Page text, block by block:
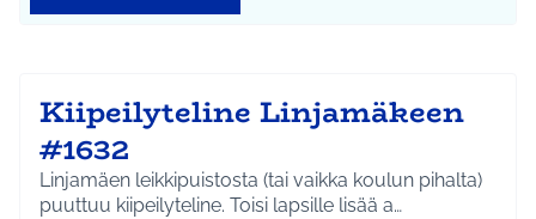
Kiipeilyteline Linjamäkeen
#1632
Linjamäen leikkipuistosta (tai vaikka koulun pihalta)
puuttuu kiipeilyteline. Toisi lapsille lisää a…